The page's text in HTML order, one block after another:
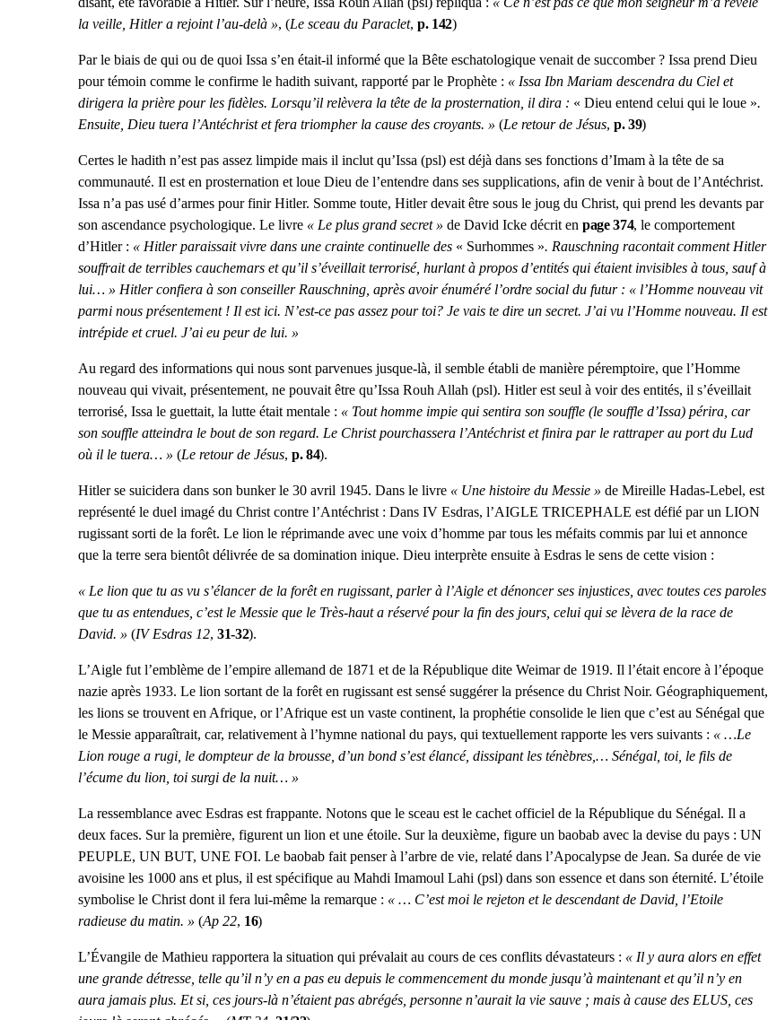
la veille, Hitler a rejoint l’au-delà », (Le sceau du Paraclet, p. 142)
Par le biais de qui ou de quoi Issa s’en était-il informé que la Bête eschatologique venait de succomber ? Issa prend Dieu
pour témoin comme le confirme le hadith suivant, rapporté par le Prophète : « Issa Ibn Mariam descendra du Ciel et
dirigera la prière pour les fidèles. Lorsqu’il relèvera la tête de la prosternation, il dira : « Dieu entend celui qui le loue ».
Ensuite, Dieu tuera l’Antéchrist et fera triompher la cause des croyants. » (Le retour de Jésus, p. 39)
Certes le hadith n’est pas assez limpide mais il inclut qu’Issa (psl) est déjà dans ses fonctions d’Imam à la tête de sa
communauté. Il est en prosternation et loue Dieu de l’entendre dans ses supplications, afin de venir à bout de l’Antéchrist.
Issa n’a pas usé d’armes pour finir Hitler. Somme toute, Hitler devait être sous le joug du Christ, qui prend les devants par
son ascendance psychologique. Le livre « Le plus grand secret » de David Icke décrit en page 374, le comportement
d’Hitler : « Hitler paraissait vivre dans une crainte continuelle des « Surhommes ». Rauschning racontait comment Hitler
souffrait de terribles cauchemars et qu’il s’éveillait terrorisé, hurlant à propos d’entités qui étaient invisibles à tous, sauf à
lui… » Hitler confiera à son conseiller Rauschning, après avoir énuméré l’ordre social du futur : « l’Homme nouveau vit
parmi nous présentement ! Il est ici. N’est-ce pas assez pour toi? Je vais te dire un secret. J’ai vu l’Homme nouveau. Il est
intrépide et cruel. J’ai eu peur de lui. »
Au regard des informations qui nous sont parvenues jusque-là, il semble établi de manière péremptoire, que l’Homme
nouveau qui vivait, présentement, ne pouvait être qu’Issa Rouh Allah (psl). Hitler est seul à voir des entités, il s’éveillait
terrorisé, Issa le guettait, la lutte était mentale : « Tout homme impie qui sentira son souffle (le souffle d’Issa) périra, car
son souffle atteindra le bout de son regard. Le Christ pourchassera l’Antéchrist et finira par le rattraper au port du Lud
où il le tuera… » (Le retour de Jésus, p. 84).
Hitler se suicidera dans son bunker le 30 avril 1945. Dans le livre « Une histoire du Messie » de Mireille Hadas-Lebel, est
représenté le duel imagé du Christ contre l’Antéchrist : Dans IV Esdras, l’AIGLE TRICEPHALE est défié par un LION
rugissant sorti de la forêt. Le lion le réprimande avec une voix d’homme par tous les méfaits commis par lui et annonce
que la terre sera bientôt délivrée de sa domination inique. Dieu interprète ensuite à Esdras le sens de cette vision :
« Le lion que tu as vu s’élancer de la forêt en rugissant, parler à l’Aigle et dénoncer ses injustices, avec toutes ces paroles
que tu as entendues, c’est le Messie que le Très-haut a réservé pour la fin des jours, celui qui se lèvera de la race de
David. » (IV Esdras 12, 31-32).
L’Aigle fut l’emblème de l’empire allemand de 1871 et de la République dite Weimar de 1919. Il l’était encore à l’époque
nazie après 1933. Le lion sortant de la forêt en rugissant est sensé suggérer la présence du Christ Noir. Géographiquement,
les lions se trouvent en Afrique, or l’Afrique est un vaste continent, la prophétie consolide le lien que c’est au Sénégal que
le Messie apparaîtrait, car, relativement à l’hymne national du pays, qui textuellement rapporte les vers suivants : « …Le
Lion rouge a rugi, le dompteur de la brousse, d’un bond s’est élancé, dissipant les ténèbres,… Sénégal, toi, le fils de
l’écume du lion, toi surgi de la nuit… »
La ressemblance avec Esdras est frappante. Notons que le sceau est le cachet officiel de la République du Sénégal. Il a
deux faces. Sur la première, figurent un lion et une étoile. Sur la deuxième, figure un baobab avec la devise du pays : UN
PEUPLE, UN BUT, UNE FOI. Le baobab fait penser à l’arbre de vie, relaté dans l’Apocalypse de Jean. Sa durée de vie
avoisine les 1000 ans et plus, il est spécifique au Mahdi Imamoul Lahi (psl) dans son essence et dans son éternité. L’étoile
symbolise le Christ dont il fera lui-même la remarque : « … C’est moi le rejeton et le descendant de David, l’Etoile
radieuse du matin. » (Ap 22, 16)
L’Évangile de Mathieu rapportera la situation qui prévalait au cours de ces conflits dévastateurs : « Il y aura alors en effet
une grande détresse, telle qu’il n’y en a pas eu depuis le commencement du monde jusqu’à maintenant et qu’il n’y en
aura jamais plus. Et si, ces jours-là n’étaient pas abrégés, personne n’aurait la vie sauve ; mais à cause des ELUS, ces